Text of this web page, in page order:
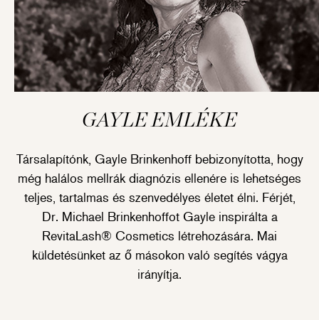
GAYLE EMLÉKE
Társalapítónk, Gayle Brinkenhoff bebizonyította, hogy
még halálos mellrák diagnózis ellenére is lehetséges
teljes, tartalmas és szenvedélyes életet élni. Férjét,
Dr. Michael Brinkenhoffot Gayle inspirálta a
RevitaLash® Cosmetics létrehozására. Mai
küldetésünket az ő másokon való segítés vágya
irányítja.